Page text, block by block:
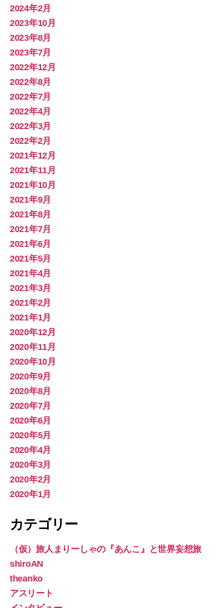
2024年2月
2023年10月
2023年8月
2023年7月
2022年12月
2022年8月
2022年7月
2022年4月
2022年3月
2022年2月
2021年12月
2021年11月
2021年10月
2021年9月
2021年8月
2021年7月
2021年6月
2021年5月
2021年4月
2021年3月
2021年2月
2021年1月
2020年12月
2020年11月
2020年10月
2020年9月
2020年8月
2020年7月
2020年6月
2020年5月
2020年4月
2020年3月
2020年2月
2020年1月
カテゴリー
（仮）旅人まりーしゃの『あんこ』と世界妄想旅
shiroAN
theanko
アスリート